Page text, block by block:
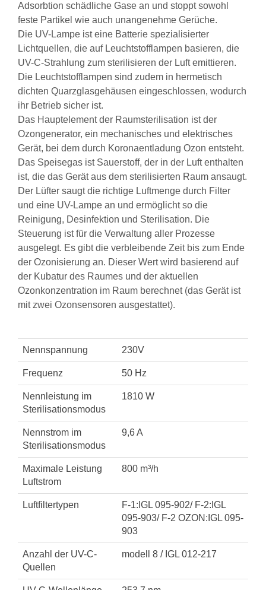
Adsorbtion schädliche Gase an und stoppt sowohl
feste Partikel wie auch unangenehme Gerüche.
Die UV-Lampe ist eine Batterie spezialisierter
Lichtquellen, die auf Leuchtstofflampen basieren, die
UV-C-Strahlung zum sterilisieren der Luft emittieren.
Die Leuchtstofflampen sind zudem in hermetisch
dichten Quarzglasgehäusen eingeschlossen, wodurch
ihr Betrieb sicher ist.
Das Hauptelement der Raumsterilisation ist der
Ozongenerator, ein mechanisches und elektrisches
Gerät, bei dem durch Koronaentladung Ozon entsteht.
Das Speisegas ist Sauerstoff, der in der Luft enthalten
ist, die das Gerät aus dem sterilisierten Raum ansaugt.
Der Lüfter saugt die richtige Luftmenge durch Filter
und eine UV-Lampe an und ermöglicht so die
Reinigung, Desinfektion und Sterilisation. Die
Steuerung ist für die Verwaltung aller Prozesse
ausgelegt. Es gibt die verbleibende Zeit bis zum Ende
der Ozonisierung an. Dieser Wert wird basierend auf
der Kubatur des Raumes und der aktuellen
Ozonkonzentration im Raum berechnet (das Gerät ist
mit zwei Ozonsensoren ausgestattet).
Nennspannung 230V
Frequenz 50 Hz
Nennleistung im
Sterilisationsmodus
1810 W
Nennstrom im
Sterilisationsmodus
9,6 A
Maximale Leistung
Luftstrom
800 m³/h
Luftfiltertypen
F-1:IGL 095-902/ F-2:IGL
095-903/ F-2 OZON:IGL 095-
903
Anzahl der UV-C-
Quellen
modell 8 / IGL 012-217